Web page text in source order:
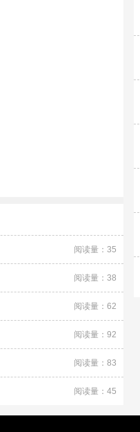
阅读量：35
阅读量：38
阅读量：62
阅读量：92
阅读量：83
阅读量：45